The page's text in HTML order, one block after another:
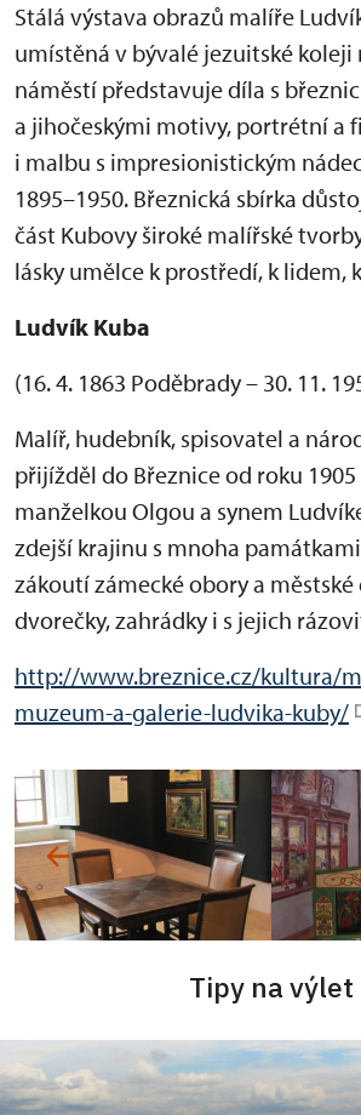
Stálá výstava obrazů malíře
umístěná v bývalé jezuitské koleji
náměstí představuje díla s
a jihočeskými motivy, portrétní a
i malbu s impresionistickým
1895–1950. Březnická sbírka
část Kubovy široké malířské
lásky umělce k prostředí, k lidem,
Ludvík Kuba
(16. 4. 1863 Poděbrady – 30. 11.
Malíř, hudebník, spisovatel a
přijížděl do Březnice od roku 1905
manželkou Olgou a synem
zdejší krajinu s mnoha
zákoutí zámecké obory a městské
dvorečky, zahrádky i s jejich
http://www.breznice.cz/kultura/
muzeum-a-galerie-ludvika-kuby/
Tipy na výlet